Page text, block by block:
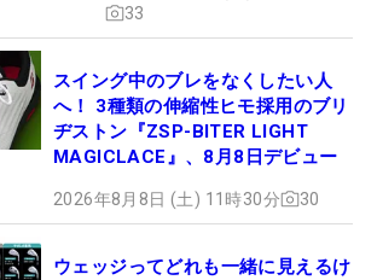
33
スイング中のブレをなくしたい人
へ！ 3種類の伸縮性ヒモ採用のブリ
ヂストン『ZSP-BITER LIGHT
MAGICLACE』、8月8日デビュー
2026年8月8日 (土) 11時30分 30
ウェッジってどれも一緒に見えるけ